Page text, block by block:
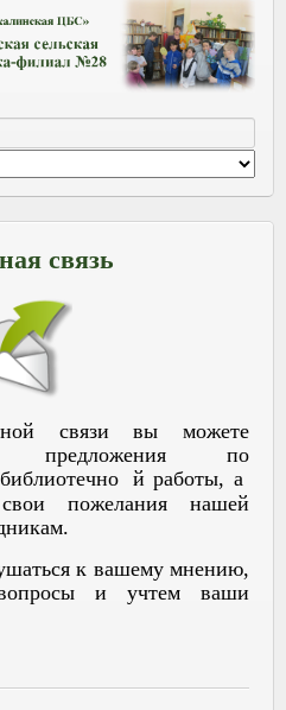
связь
связи вы можете
предложения по
й работы, а
пожелания нашей
к вашему мнению,
и учтем ваши